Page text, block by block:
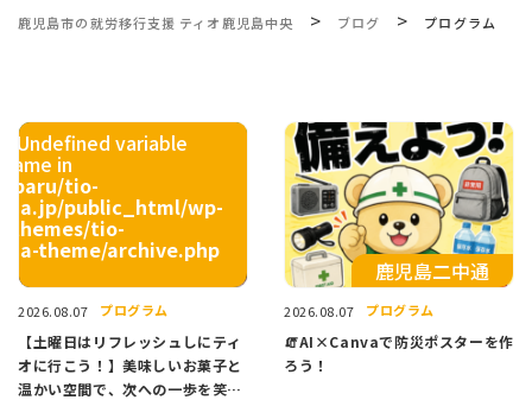
鹿児島市の就労移行支援 ティオ鹿児島中央 > ブログ > プログラム
: Undefined variable
in
tio-
public_html/wp-
themes/tio-
theme/archive.php
2026.08.07 プログラム
【土曜日はリフレッシュしにティ
オに行こう！】美味しいお菓子と
温かい空間で、次への一歩を笑顔
鹿児島二中通
2026.08.07 プログラム
🧯AI×Canvaで防災ポスターを作
ろう！